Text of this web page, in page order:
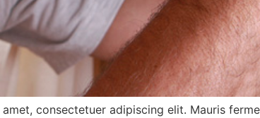
consectetuer adipiscing elit. Mauris